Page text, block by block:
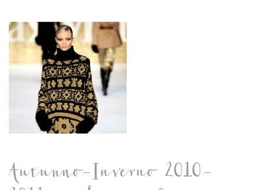
Autunno-Inverno 2010-